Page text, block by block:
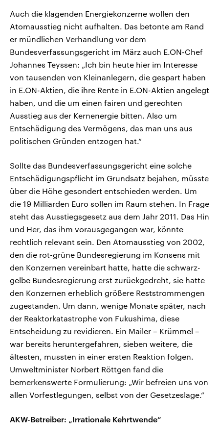
Auch die klagenden Energiekonzerne wollen den
Atomausstieg nicht aufhalten. Das betonte am Rand
er mündlichen Verhandlung vor dem
Bundesverfassungsgericht im März auch E.ON-Chef
Johannes Teyssen: „Ich bin heute hier im Interesse
von tausenden von Kleinanlegern, die gespart haben
in E.ON-Aktien, die ihre Rente in E.ON-Aktien angelegt
haben, und die um einen fairen und gerechten
Ausstieg aus der Kernenergie bitten. Also um
Entschädigung des Vermögens, das man uns aus
politischen Gründen entzogen hat.“
Sollte das Bundesverfassungsgericht eine solche
Entschädigungspflicht im Grundsatz bejahen, müsste
über die Höhe gesondert entschieden werden. Um
die 19 Milliarden Euro sollen im Raum stehen. In Frage
steht das Ausstiegsgesetz aus dem Jahr 2011. Das Hin
und Her, das ihm vorausgegangen war, könnte
rechtlich relevant sein. Den Atomausstieg von 2002,
den die rot-grüne Bundesregierung im Konsens mit
den Konzernen vereinbart hatte, hatte die schwarz-
gelbe Bundesregierung erst zurückgedreht, sie hatte
den Konzernen erheblich größere Reststrommengen
zugestanden. Um dann, wenige Monate später, nach
der Reaktorkatastrophe von Fukushima, diese
Entscheidung zu revidieren. Ein Mailer – Krümmel –
war bereits heruntergefahren, sieben weitere, die
ältesten, mussten in einer ersten Reaktion folgen.
Umweltminister Norbert Röttgen fand die
bemerkenswerte Formulierung: „Wir befreien uns von
allen Vorfestlegungen, selbst von der Gesetzeslage.“
AKW-Betreiber: „Irrationale Kehrtwende“